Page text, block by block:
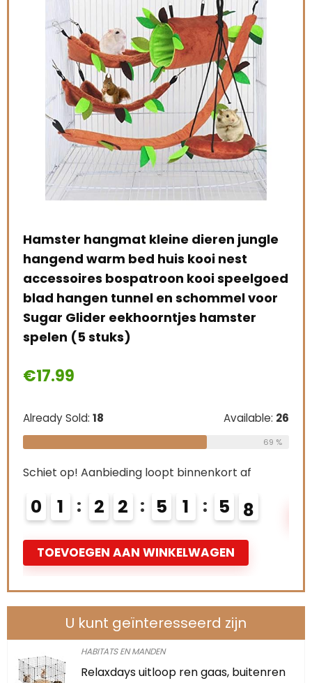
kleine dieren jungle
bed huis kooi nest
bospatroon kooi speelgoed
tunnel en schommel voor
eekhoorntjes hamster
loopt binnenkort af
2 5 1 5
6
AAN WINKELWAGEN
emours Kleine
huis opknoping
muizen ratten
bruin
Schiet op!
0 2
TOEVOEGEN
U kunt geïnteresseerd zijn
HABITATS EN MANDEN
Relaxdays uitloop ren gaas, buitenren